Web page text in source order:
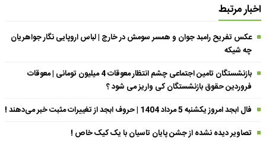
اخبار مرتبط
عکس تفریح رامبد جوان و همسر سومش در خارج | لباس اروپایی نگار جواهریان
چه شیکه
بازنشستگان تامین اجتماعی چشم انتظار معوقات 4 میلیون تومانی | معوقات
فروردین حقوق بازنشستگان کی واریز می شود ؟
فال ابجد امروز یکشنبه 5 مرداد 1404 | حروف ابجد از تغییرات مثبت خبر می‌دهند !
تصاویر دیده نشده از جشن پایان تاسیان با یک کیک خاص !